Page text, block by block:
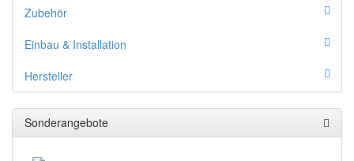
Zubehör
Einbau & Installation
Hersteller
Sonderangebote